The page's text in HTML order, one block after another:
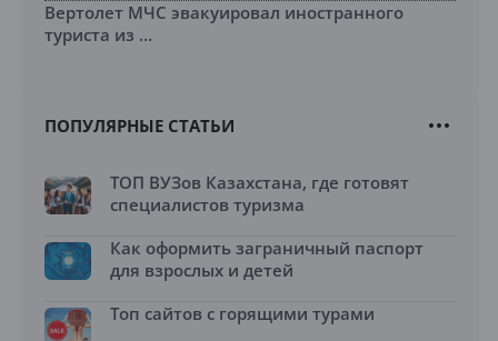
Вертолет МЧС эвакуировал иностранного
туриста из ...
ПОПУЛЯРНЫЕ СТАТЬИ
ТОП ВУЗов Казахстана, где готовят
специалистов туризма
Как оформить заграничный паспорт
для взрослых и детей
Топ сайтов с горящими турами